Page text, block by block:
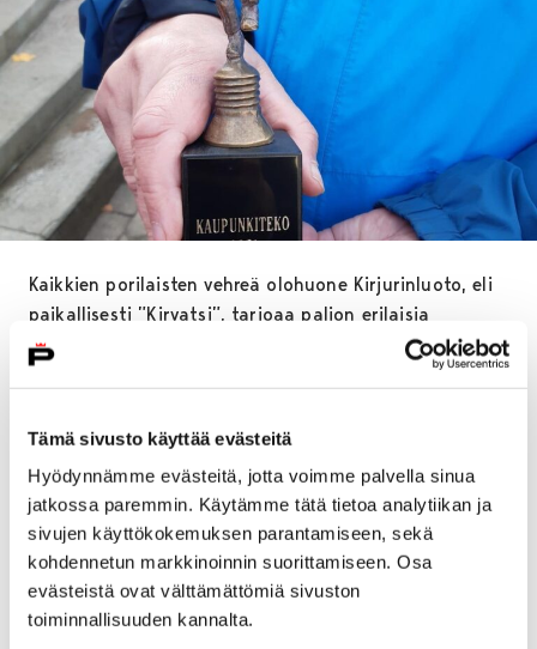
Tämä sivusto käyttää evästeitä
Hyödynnämme evästeitä, jotta voimme palvella sinua
jatkossa paremmin. Käytämme tätä tietoa analytiikan ja
sivujen käyttökokemuksen parantamiseen, sekä
kohdennetun markkinoinnin suorittamiseen. Osa
evästeistä ovat välttämättömiä sivuston
toiminnallisuuden kannalta.
Kaikkien porilaisten vehreä olohuone Kirjurinluoto, eli
paikallisesti ”Kirvatsi”, tarjoaa paljon erilaisia
ajanviettomahdollisuuksia sekä tapahtumia kaiken
kehittämisen tulos, johon ovat vuosien varrella
vaikuttaneet kaupunkisuunnittelu, tekninen toimiala,
VisitPori ja päättäjät. Toivomme Kirjurinluodolle hyvää,
ja kaupunkilaisten arvostamaa, tulevaisuutta
jatkossakin, iloitsee infran kunnossapidon
toimintayksikön esimies ja kaupunginpuutarhuri
Ahonen.